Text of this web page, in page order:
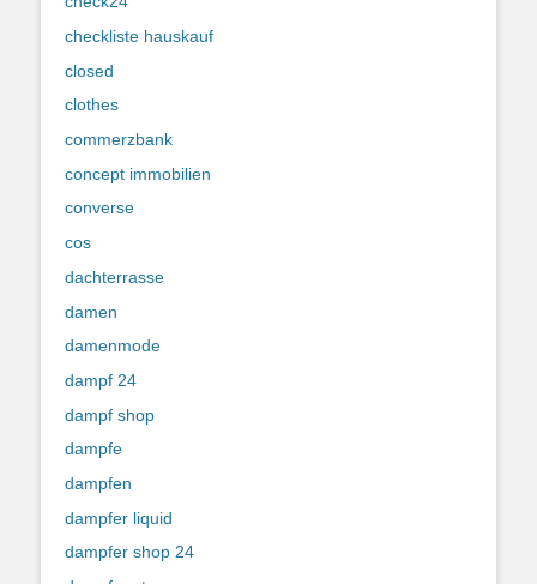
checkliste hauskauf
closed
clothes
commerzbank
concept immobilien
converse
cos
dachterrasse
damen
damenmode
dampf 24
dampf shop
dampfe
dampfen
dampfer liquid
dampfer shop 24